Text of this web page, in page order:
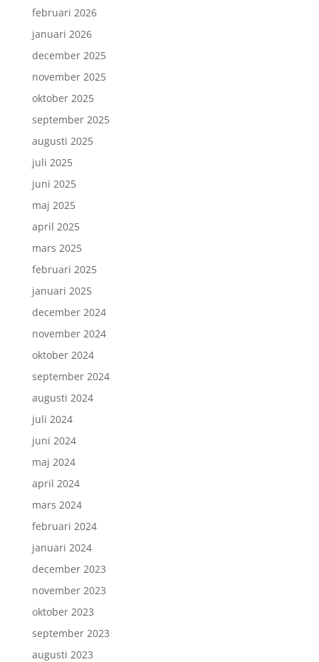
februari 2026
januari 2026
december 2025
november 2025
oktober 2025
september 2025
augusti 2025
juli 2025
juni 2025
maj 2025
april 2025
mars 2025
februari 2025
januari 2025
december 2024
november 2024
oktober 2024
september 2024
augusti 2024
juli 2024
juni 2024
maj 2024
april 2024
mars 2024
februari 2024
januari 2024
december 2023
november 2023
oktober 2023
september 2023
augusti 2023